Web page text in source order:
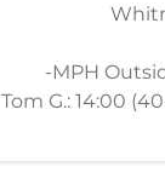
-MPH
Tom G.: 14:00